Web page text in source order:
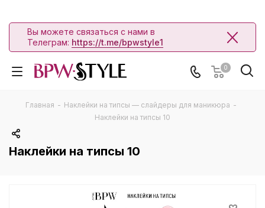
Вы можете связаться с нами в
Телеграм: https://t.me/bpwstyle1
0
Главная - Наклейки на типсы — слайдеры для маникюра -
Наклейки на типсы 10
Наклейки на типсы 10